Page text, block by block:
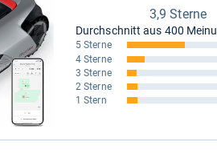
3,9 Sterne
Durchschnitt aus 400
5 Sterne
4 Sterne
3 Sterne
2 Sterne
1 Stern